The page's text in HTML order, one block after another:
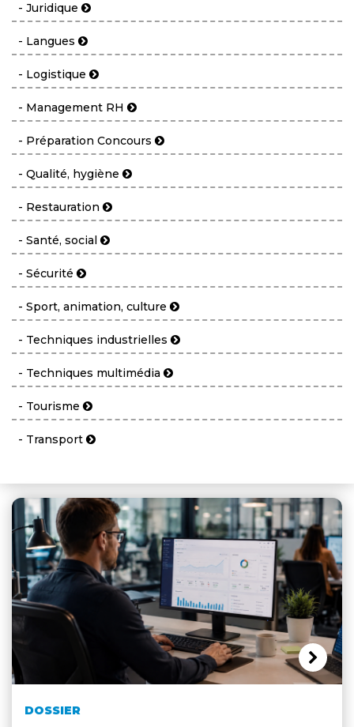
- Juridique
- Langues
- Logistique
- Management RH
- Préparation Concours
- Qualité, hygiène
- Restauration
- Santé, social
- Sécurité
- Sport, animation, culture
- Techniques industrielles
- Techniques multimédia
- Tourisme
- Transport
DOSSIER